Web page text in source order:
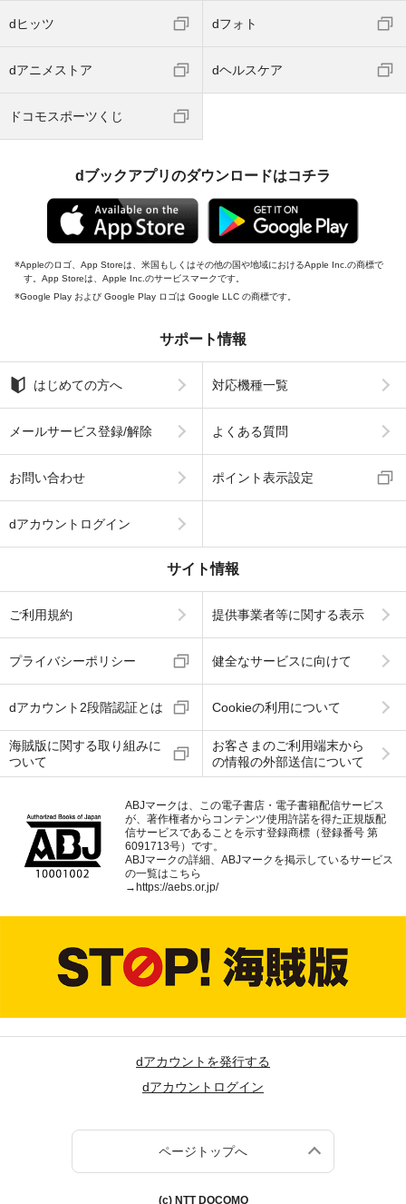
dヒッツ dフォト
dアニメストア dヘルスケア
ドコモスポーツくじ
dブックアプリのダウンロードはコチラ
Appleのロゴ、App Storeは、米国もしくはその他の国や地域におけるApple Inc.の商標で
す。App Storeは、Apple Inc.のサービスマークです。
Google Play および Google Play ロゴは Google LLC の商標です。
サポート情報
はじめての方へ 対応機種一覧
メールサービス登録/解除 よくある質問
お問い合わせ ポイント表示設定
dアカウントログイン
サイト情報
ご利用規約 提供事業者等に関する表示
プライバシーポリシー 健全なサービスに向けて
dアカウント2段階認証とは Cookieの利用について
海賊版に関する取り組みに
ついて
お客さまのご利用端末から
の情報の外部送信について
ABJマークは、この電子書店・電子書籍配信サービス
が、著作権者からコンテンツ使用許諾を得た正規版配
信サービスであることを示す登録商標（登録番号 第
6091713号）です。
ABJマークの詳細、ABJマークを掲示しているサービス
の一覧はこちら
→https://aebs.or.jp/
dアカウントを発行する
dアカウントログイン
ページトップへ
(c) NTT DOCOMO